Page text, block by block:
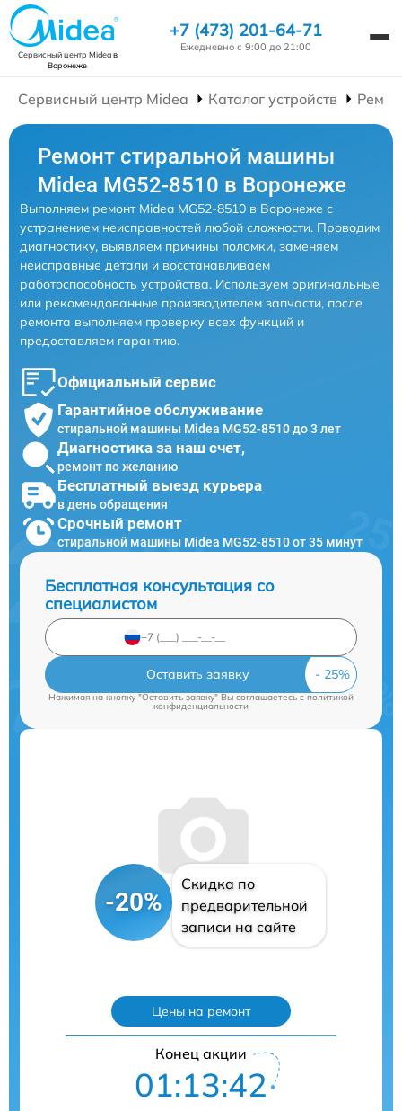
Сервисный центр Mideaв
Воронеже
+7 (473) 201-64-71
Ежедневно с 9:00 до 21:00
Сервисный центр Midea Каталог устройств
Ремонт стиральной машины
Midea MG52-8510 в Воронеже
Выполняем ремонт Midea MG52-8510 в Воронеже с
устранением неисправностей любой сложности. Проводим
диагностику, выявляем причины поломки, заменяем
неисправные детали и восстанавливаем
работоспособность устройства. Используем оригинальные
или рекомендованные производителем запчасти, после
ремонта выполняем проверку всех функций и
предоставляем гарантию.
Официальный сервис
Гарантийное обслуживание
стиральной машины Midea MG52-8510 до 3 лет
Диагностика за наш счет,
ремонт по желанию
Бесплатный выезд курьера
в день обращения
Срочный ремонт
стиральной машины Midea MG52-8510 от 35 минут
Бесплатная консультация со
специалистом
Оставить заявку
Нажимая на кнопку "Оставить заявку" Вы соглашаетесь cполитикой
конфиденциальности
-20%
Скидка по
предварительной
записи на сайте
Цены на ремонт
Конец акции
01:13:41